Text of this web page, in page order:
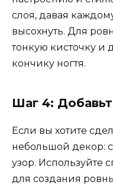
слоя, давая
высохнуть. Для
тонкую кисточку и
кончику ногтя.
Шаг 4:
Если вы хотите
небольшой декор:
узор. Используйте
для создания